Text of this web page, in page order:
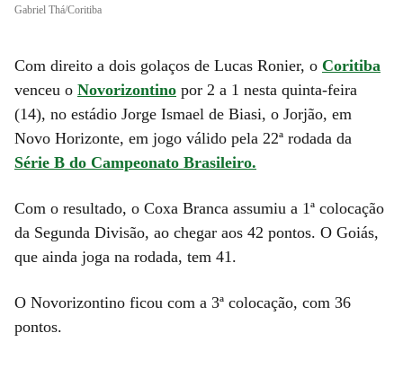
Gabriel Thá/Coritiba
Com direito a dois golaços de Lucas Ronier, o Coritiba
venceu o Novorizontino por 2 a 1 nesta quinta-feira
(14), no estádio Jorge Ismael de Biasi, o Jorjão, em
Novo Horizonte, em jogo válido pela 22ª rodada da
Série B do Campeonato Brasileiro.
Com o resultado, o Coxa Branca assumiu a 1ª colocação
da Segunda Divisão, ao chegar aos 42 pontos. O Goiás,
que ainda joga na rodada, tem 41.
O Novorizontino ficou com a 3ª colocação, com 36
pontos.